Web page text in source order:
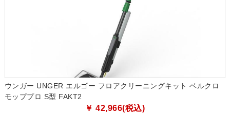
ウンガー UNGER エルゴー フロアクリーニングキット ベルクロ
モッププロ S型 FAKT2
￥ 42,966(税込)